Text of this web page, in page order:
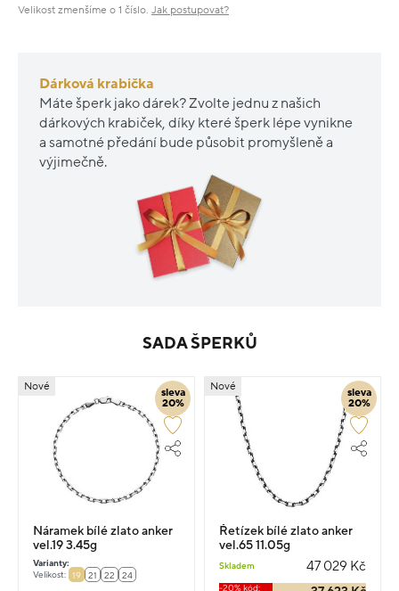
Velikost zmenšíme o 1 číslo. Jak postupovat?
Dárková krabička
Máte šperk jako dárek? Zvolte jednu z našich
dárkových krabiček, díky které šperk lépe vynikne
a samotné předání bude působit promyšleně a
výjimečně.
SADA ŠPERKŮ
sleva
20%
Nové
Náramek bílé zlato anker
vel.19 3.45g
Varianty:
Velikost:
19 21 22 24
sleva
20%
Nové
Řetízek bílé zlato anker
vel.65 11.05g
Skladem 47 029 Kč
-20% kód: